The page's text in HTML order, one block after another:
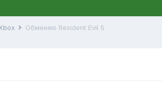
Обменяю Resident Evil 5